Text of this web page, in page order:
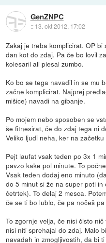
GenZNPC
:: 13. okt 2012, 17:02
Zakaj je treba komplicirat. OP
dan kot do zdaj. Pa če bo lovil
kolesaril ali plesal zumbo.
Ko bo se tega navadil in se mu
začne komplicirat. Najprej
mišice) navadi na gibanje.
Po mojem nebo sposoben se
še fitnesirat, če do zdaj tega ni
Veliko ljudi neha, ker na
Pejt laufat vsak teden po 3x 1
pavzo kake pol minute. To
Vsak teden dodaj eno minuto
do 5 minut si že na super poti
četrtek). To delaj 2 mesca.
če se ti bo lublo, če pa nočeš
To zgornje velja, če nisi čisto
nisi niti sprehajal do zdaj. Malo
navadah in zmogljivostih, da bi